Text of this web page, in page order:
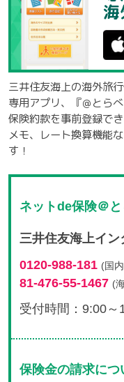
三井住友海上の海外旅
専用アプリ、『＠とらべ
保険約款を事前登録で
メモ、レート換算機能
す！
ネットde保険＠
三井住友海上イ
0120-988-181 (国
81-476-55-1467 (
受付時間：9:00～
保険金の請求につ